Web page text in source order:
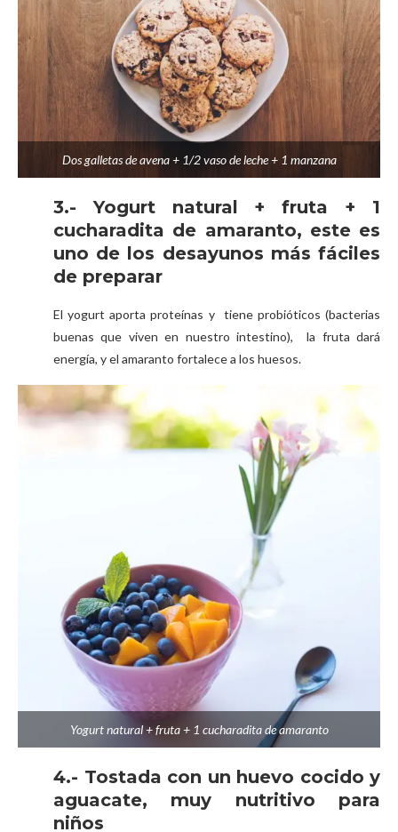
Dos galletas de avena + 1/2 vaso de leche + 1 manzana
3.- Yogurt natural + fruta + 1
cucharadita de amaranto, este es
uno de los desayunos más fáciles
de preparar
El yogurt aporta proteínas y tiene probióticos (bacterias
buenas que viven en nuestro intestino), la fruta dará
energía, y el amaranto fortalece a los huesos.
Yogurt natural + fruta + 1 cucharadita de amaranto
4.- Tostada con un huevo cocido y
aguacate, muy nutritivo para
niños